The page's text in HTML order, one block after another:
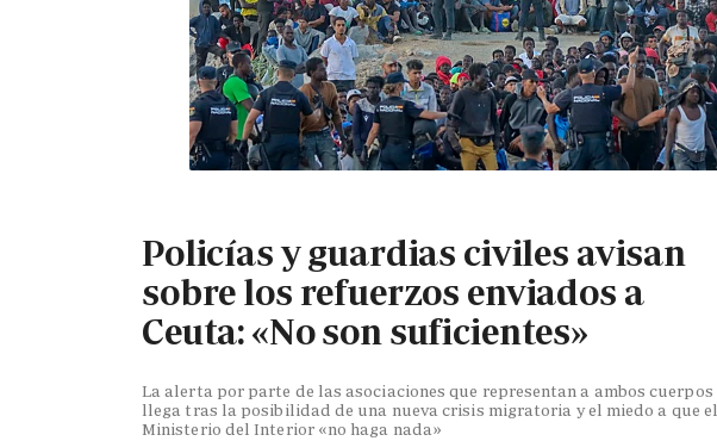
Policías y guardias civiles avisan
sobre los refuerzos enviados a
Ceuta: «No son suficientes»
La alerta por parte de las asociaciones que representan a ambos cuerpos
llega tras la posibilidad de una nueva crisis migratoria y el miedo a que el
Ministerio del Interior «no haga nada»